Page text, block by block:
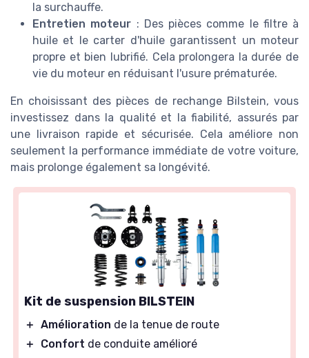
la surchauffe.
Entretien moteur : Des pièces comme le filtre à
huile et le carter d'huile garantissent un moteur
propre et bien lubrifié. Cela prolongera la durée de
vie du moteur en réduisant l'usure prématurée.
En choisissant des pièces de rechange Bilstein, vous
investissez dans la qualité et la fiabilité, assurés par
une livraison rapide et sécurisée. Cela améliore non
seulement la performance immédiate de votre voiture,
mais prolonge également sa longévité.
Kit de suspension BILSTEIN
＋ Amélioration de la tenue de route
＋
Confort de conduite amélioré